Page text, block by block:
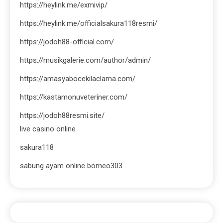
https://heylink.me/exmivip/
https://heylink.me/officialsakura118resmi/
https://jodoh88-official.com/
https://musikgalerie.com/author/admin/
https://amasyabocekilaclama.com/
https://kastamonuveteriner.com/
https://jodoh88resmi.site/
live casino online
sakura118
sabung ayam online borneo303